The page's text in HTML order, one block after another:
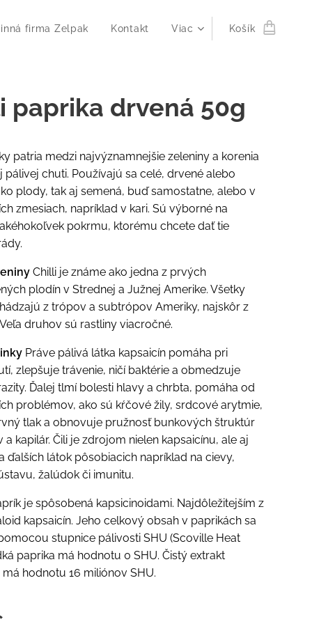
firma Zelpak Kontakt Viac Košík
paprika drvená 50g
patria medzi najvýznamnejšie zeleniny a korenia
pálivej chuti. Používajú sa celé, drvené alebo
plody, tak aj semená, buď samostatne, alebo v
zmesiach, napríklad v kari. Sú výborné na
pokrmu, ktorému chcete dať tie
Chilli je známe ako jedna z prvých
plodín v Strednej a Južnej Amerike. Všetky
z trópov a subtrópov Ameriky, najskôr z
druhov sú rastliny viacročné.
Práve pálivá látka kapsaicín pomáha pri
zlepšuje trávenie, ničí baktérie a obmedzuje
Ďalej tlmí bolesti hlavy a chrbta, pomáha od
problémov, ako sú kŕčové žily, srdcové arytmie,
tlak a obnovuje pružnosť bunkových štruktúr
a kapilár. Čili je zdrojom nielen kapsaicínu, ale aj
ďalších látok pôsobiacich napríklad na cievy,
žalúdok či imunitu.
je spôsobená kapsicinoidami. Najdôležitejším z
kapsaicín. Jeho celkový obsah v paprikách sa
stupnice pálivosti SHU (Scoville Heat
paprika má hodnotu 0 SHU. Čistý extrakt
má hodnotu 16 miliónov SHU.